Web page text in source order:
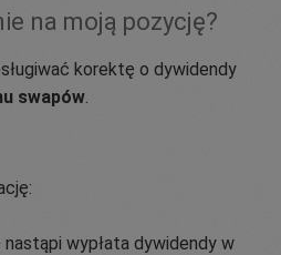
na moją pozycję?
korektę o dywidendy
swapów.
wypłata dywidendy w